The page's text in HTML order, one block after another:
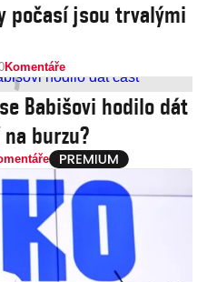
počasí jsou trvalými
Komentáře
Babišovi hodilo dát
burzu?